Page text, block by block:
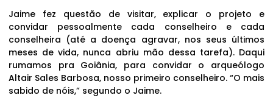
Jaime fez questão de visitar, explicar o projeto e
convidar pessoalmente cada conselheiro e cada
conselheira (até a doença agravar, nos seus últimos
meses de vida, nunca abriu mão dessa tarefa). Daqui
rumamos pra Goiânia, para convidar o arqueólogo
Altair Sales Barbosa, nosso primeiro conselheiro. “O mais
sabido de nóis,” segundo o Jaime.